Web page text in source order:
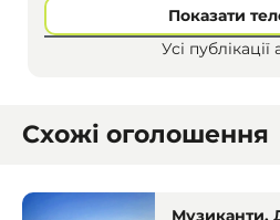
Показати
Усі публікації
Схожі оголошення
Музиканти,